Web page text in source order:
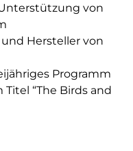
von
Hersteller von
Programm
“The Birds and